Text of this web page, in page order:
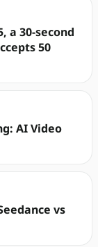
a 30-second
50
AI Video
vs